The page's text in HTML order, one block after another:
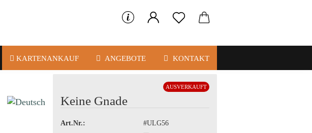
KARTENANKAUF ANGEBOTE KONTAKT
AUSVERKAUFT
Keine Gnade
Art.Nr.:
#ULG56